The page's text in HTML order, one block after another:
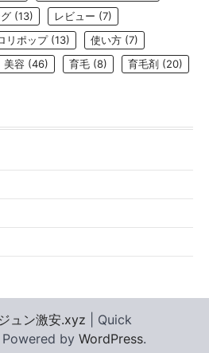
(13) レビュー (7)
リポップ(13) 使い方 (7)
美容 (46) 育毛 (8) 育毛剤 (20)
ュン激安.xyz | Quick
Powered by WordPress.